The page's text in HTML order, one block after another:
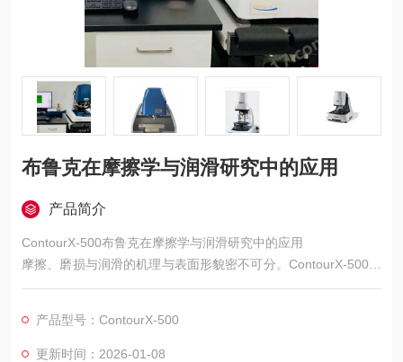
布鲁克在摩擦学与润滑研究中的应用
产品简介
ContourX-500布鲁克在摩擦学与润滑研究中的应用
摩擦、磨损与润滑的机理与表面形貌密不可分。ContourX-500布
鲁克白光干涉测量系统能够精确量化摩擦副表面在试验前后的三
机制、评估润滑效果和开发新型耐磨材料。
产品型号：ContourX-500
更新时间：2026-01-08